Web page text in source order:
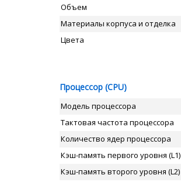
Объем
Материалы корпуса и отделка
Цвета
Процессор (CPU)
Модель процессора
Тактовая частота процессора
Количество ядер процессора
Кэш-память первого уровня (L1)
Кэш-память второго уровня (L2)